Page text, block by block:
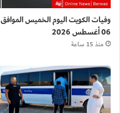
وفيات الكويت اليوم الخميس الموافق
06 أغسطس 2026
منذ 15 ساعة